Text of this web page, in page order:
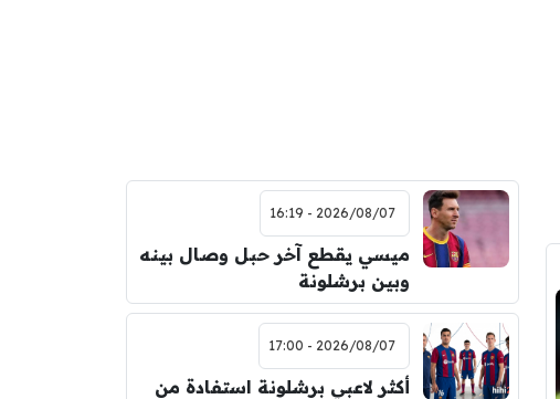
2026/08/07 - 16:19
ميسي يقطع آخر حبل وصال بينه
وبين برشلونة
2026/08/07 - 17:00
أكثر لاعبي برشلونة استفادة من